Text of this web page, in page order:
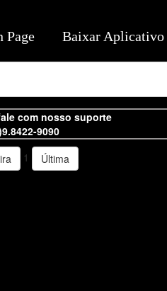
com nosso suporte
9090
1 Última
Page Baixar Aplicativo